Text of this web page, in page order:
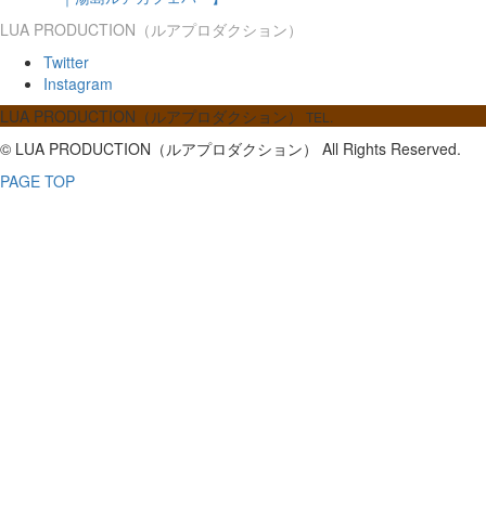
LUA PRODUCTION（ルアプロダクション）
Twitter
Instagram
LUA PRODUCTION（ルアプロダクション）
TEL.
© LUA PRODUCTION（ルアプロダクション） All Rights Reserved.
PAGE TOP